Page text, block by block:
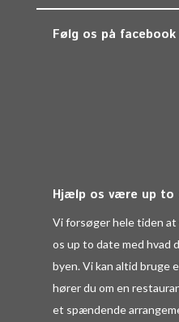
Følg os på facebook
Hjælp os være up to
Vi forsøger hele tiden
os up to date med hvad
byen. Vi kan altid bruge
hører du om en
et spændende